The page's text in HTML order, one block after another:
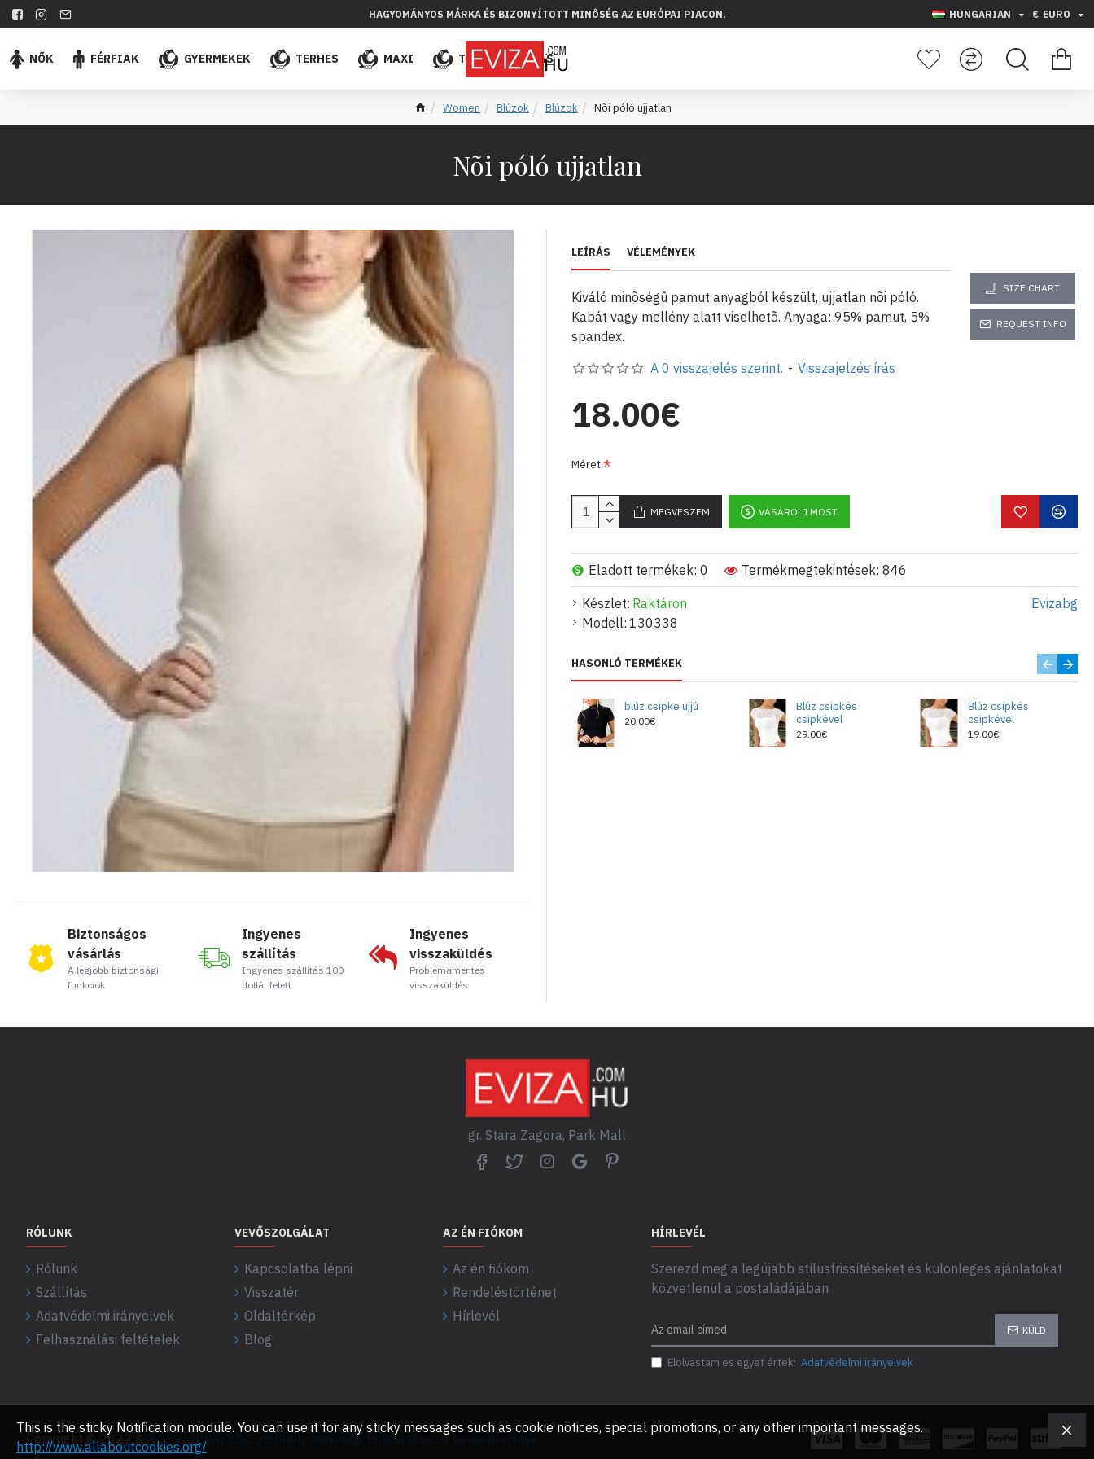
HAGYOMÁNYOS MÁRKA ÉS BIZONYÍTOTT MINŐSÉG AZ EURÓPAI PIACON. HUNGARIAN € EURO
NŐK FÉRFIAK GYERMEKEK TERHES MAXI TÖBB ELADÁS
Women Blúzok Blúzok Nõi póló ujjatlan
Nõi póló ujjatlan
Biztonságos
vásárlás
A legjobb biztonsági
funkciók
Ingyenes
szállítás
Ingyenes szállítás 100
dollár felett
Ingyenes
visszaküldés
Problémamentes
visszaküldés
LEÍRÁS VÉLEMÉNYEK
Kiváló minõségû pamut anyagból készült, ujjatlan nõi póló.
Kabát vagy mellény alatt viselhetõ. Anyaga: 95% pamut, 5%
spandex.
SIZE CHART
REQUEST INFO
Készlet: Raktáron
Modell: 130338
Evizabg
Eladott termékek: 0 Termékmegtekintések: 846
A 0 visszajelés szerint. - Visszajelzés írás
18.00€
Méret
MEGVESZEM VÁSÁROLJ MOST
HASONLÓ TERMÉKEK
blúz csipke ujjú
20.00€
Blúz csipkés
csipkével
29.00€
Blúz csipkés
csipkével
19.00€
gr. Stara Zagora, Park Mall
RÓLUNK
Rólunk
Szállítás
Adatvédelmi irányelvek
Felhasználási feltételek
VEVŐSZOLGÁLAT
Kapcsolatba lépni
Visszatér
Oldaltérkép
Blog
AZ ÉN FIÓKOM
Az én fiókom
Rendeléstörténet
Hírlevél
HÍRLEVÉL
Szerezd meg a legújabb stílusfrissítéseket és különleges ajánlatokat
közvetlenül a postaládájában
KÜLD
Elolvastam es egyet értek: Adatvédelmi irányelvek
Copyright © 2022 & A SEVENWAYS.BG webhely minőségi fejlesztése és karbantartása
This is the sticky Notification module. You can use it for any sticky messages such as cookie notices, special promotions, or any other important messages.
http://www.allaboutcookies.org/